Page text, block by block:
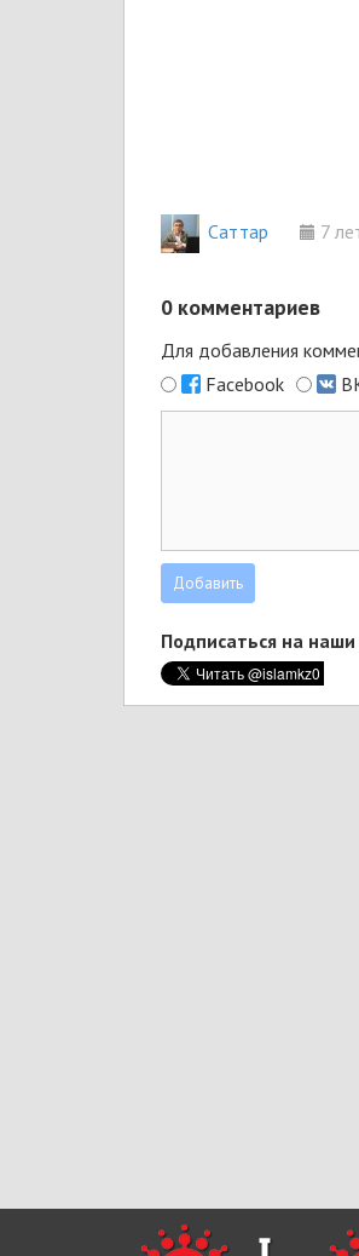
Cаттар 7
0 комментариев
Для добавления
Facebook
Подписаться на